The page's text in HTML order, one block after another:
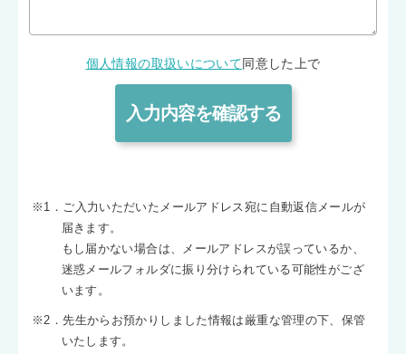
個人情報の取扱いについて 同意した上で
※1．ご入力いただいたメールアドレス宛に自動返信メールが
届きます。
もし届かない場合は、メールアドレスが誤っているか、
迷惑メールフォルダに振り分けられている可能性がござ
います。
※2．先生からお預かりしました情報は厳重な管理の下、保管
いたします。